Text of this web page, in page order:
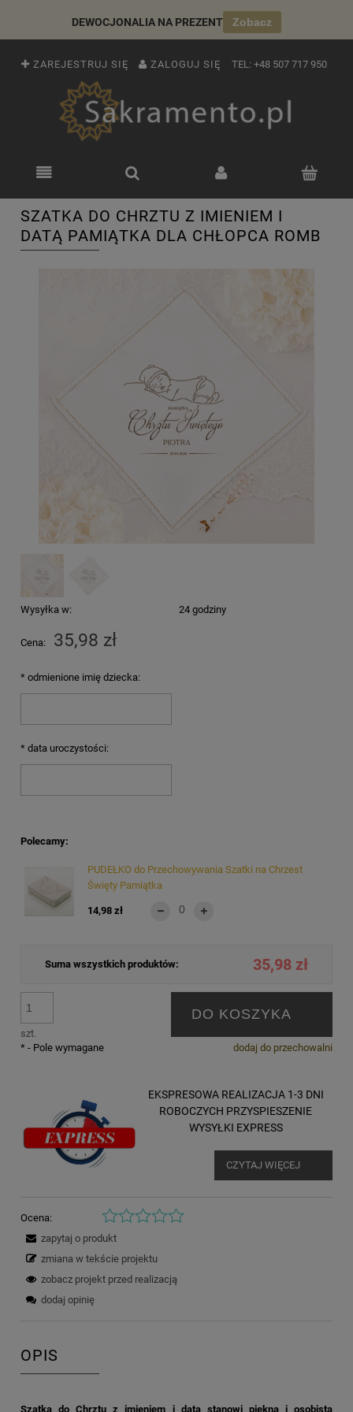
DEWOCJONALIA NA PREZENT Zobacz
ZAREJESTRUJ SIĘ ZALOGUJ SIĘ TEL: +48 507 717 950
SZATKA DO CHRZTU Z IMIENIEM I
DATĄ PAMIĄTKA DLA CHŁOPCA ROMB
Wysyłka w: 24 godziny
Cena: 35,98 zł
* odmienione imię dziecka:
* data uroczystości:
Polecamy:
PUDEŁKO do Przechowywania Szatki na Chrzest
Święty Pamiątka
14,98 zł
Suma wszystkich produktów: 35,98 zł
szt.
DO KOSZYKA
dodaj do przechowalni
* - Pole wymagane
EKSPRESOWA REALIZACJA 1-3 DNI
ROBOCZYCH PRZYSPIESZENIE
WYSYŁKI EXPRESS
CZYTAJ WIĘCEJ
Ocena:
zapytaj o produkt
zmiana w tekście projektu
zobacz projekt przed realizacją
dodaj opinię
OPIS
Szatka do Chrztu z imieniem i datą stanowi piękną i osobistą